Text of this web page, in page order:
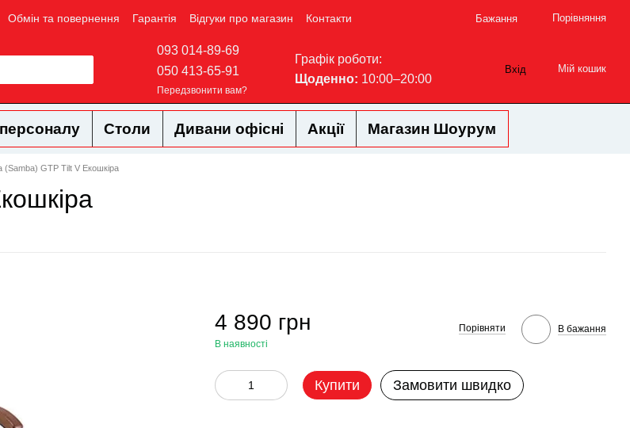
Обмін та повернення Гарантія Відгуки про магазин Контакти Бажання Порівняння
093 014-89-69
050 413-65-91
Передзвонити вам?
Графік роботи:
Щоденно: 10:00–20:00
Вхід Мій кошик
Столи Дивани офісні Акції Магазин Шоурум
(Samba) GTP Tilt V Екошкіра
4 890 грн
В наявності
Порівняти В бажання
Купити Замовити швидко